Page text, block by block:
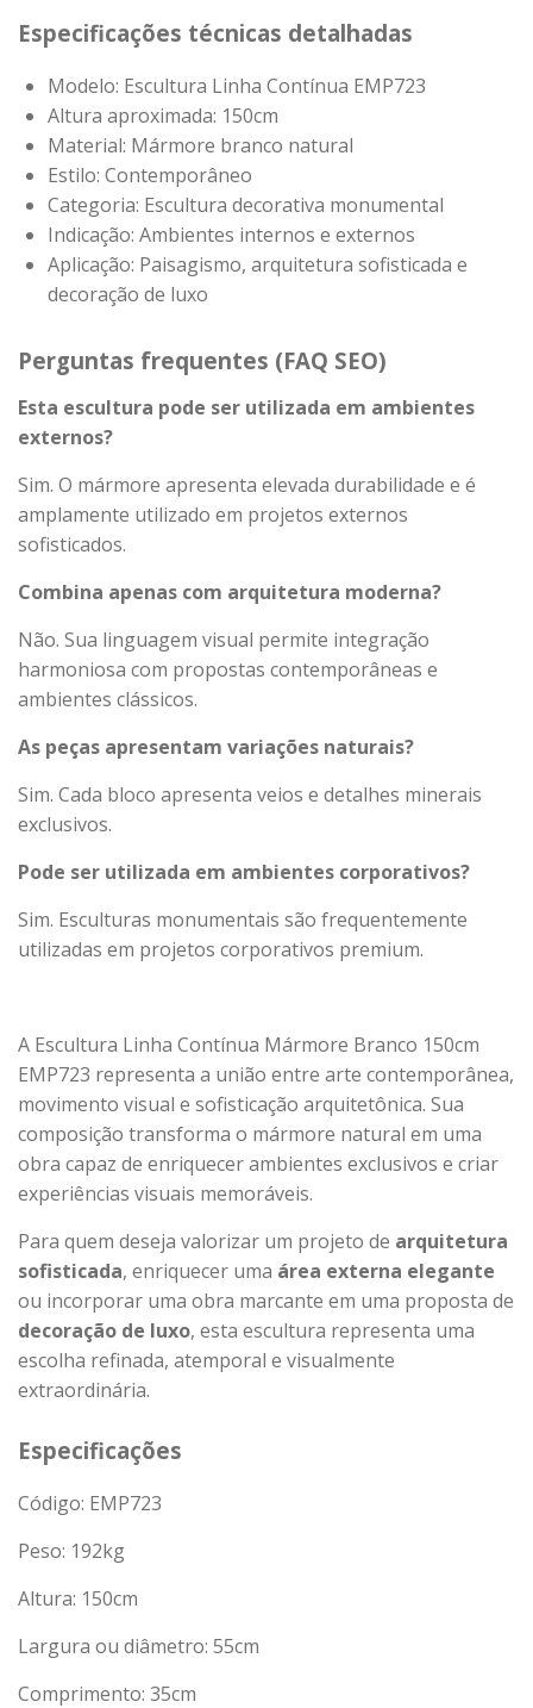
Especificações técnicas detalhadas
Modelo: Escultura Linha Contínua EMP723
Altura aproximada: 150cm
Material: Mármore branco natural
Estilo: Contemporâneo
Categoria: Escultura decorativa monumental
Indicação: Ambientes internos e externos
Aplicação: Paisagismo, arquitetura sofisticada e
decoração de luxo
Perguntas frequentes (FAQ SEO)
Esta escultura pode ser utilizada em ambientes
externos?
Sim. O mármore apresenta elevada durabilidade e é
amplamente utilizado em projetos externos
sofisticados.
Combina apenas com arquitetura moderna?
Não. Sua linguagem visual permite integração
harmoniosa com propostas contemporâneas e
ambientes clássicos.
As peças apresentam variações naturais?
Sim. Cada bloco apresenta veios e detalhes minerais
exclusivos.
Pode ser utilizada em ambientes corporativos?
Sim. Esculturas monumentais são frequentemente
utilizadas em projetos corporativos premium.
A Escultura Linha Contínua Mármore Branco 150cm
EMP723 representa a união entre arte contemporânea,
movimento visual e sofisticação arquitetônica. Sua
composição transforma o mármore natural em uma
obra capaz de enriquecer ambientes exclusivos e criar
experiências visuais memoráveis.
Para quem deseja valorizar um projeto de arquitetura
sofisticada, enriquecer uma área externa elegante
ou incorporar uma obra marcante em uma proposta de
decoração de luxo, esta escultura representa uma
escolha refinada, atemporal e visualmente
extraordinária.
Especificações
Código: EMP723
Peso: 192kg
Altura: 150cm
Largura ou diâmetro: 55cm
Comprimento: 35cm